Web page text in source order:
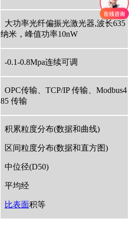
大功率光纤偏振光激光器,波长635
纳米，峰值功率10nW
-0.1-0.8Mpa连续可调
OPC传输、TCP/IP 传输、Modbus4
85 传输
积累粒度分布(数据和曲线)
区间粒度分布(数据和直方图)
中位径(D50)
平均经
比表面积等